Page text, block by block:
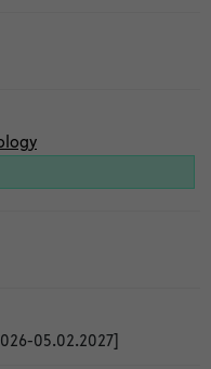
05.02.2027]